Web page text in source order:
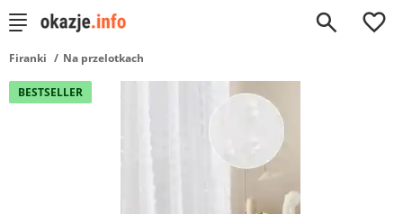
0
Firanki Na przelotkach
BESTSELLER